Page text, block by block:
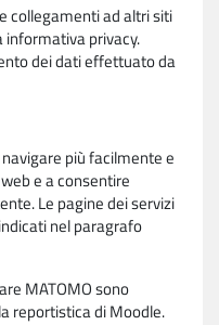
collegamenti ad altri siti
informativa privacy.
dei dati effettuato da
più facilmente e
e a consentire
Le pagine dei servizi
nel paragrafo
MATOMO sono
reportistica di Moodle.